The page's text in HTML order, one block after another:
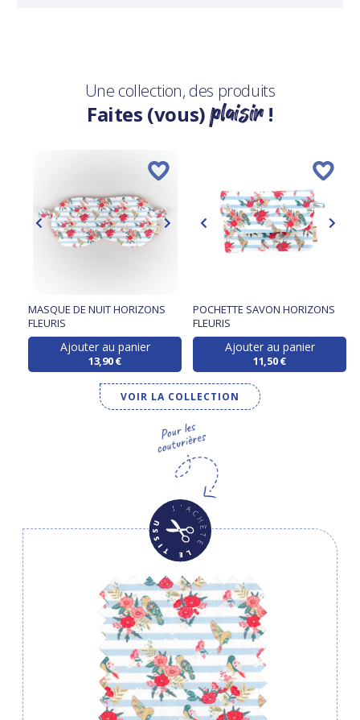
Une collection, des produits
Faites (vous)plaisir!
MASQUE DE NUIT HORIZONS
FLEURIS
Ajouter au panier
13,90 €
POCHETTE SAVON HORIZONS
FLEURIS
Ajouter au panier
11,50 €
VOIR LA COLLECTION